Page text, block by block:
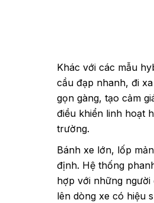
Khác với các mẫu
cầu đạp nhanh, đi
gọn gàng, tạo cảm
điều khiển linh hoạt
trường.
Bánh xe lớn, lốp
định. Hệ thống
hợp với những
lên dòng xe có hiệu